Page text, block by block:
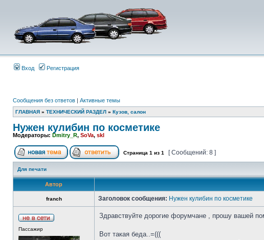
Вход Регистрация
Сообщения без ответов | Активные темы
ГЛАВНАЯ » ТЕХНИЧЕСКИЙ РАЗДЕЛ » Кузов, салон
Нужен кулибин по косметике
Модераторы: Dmitry_R, SoVa, skl
Страница 1 из 1 [ Сообщений: 8 ]
Для печати
Автор
franch Заголовок сообщения: Нужен кулибин по косметике
Пассажир
Здравствуйте дорогие форумчане , прошу вашей
Вот такая беда..=(((